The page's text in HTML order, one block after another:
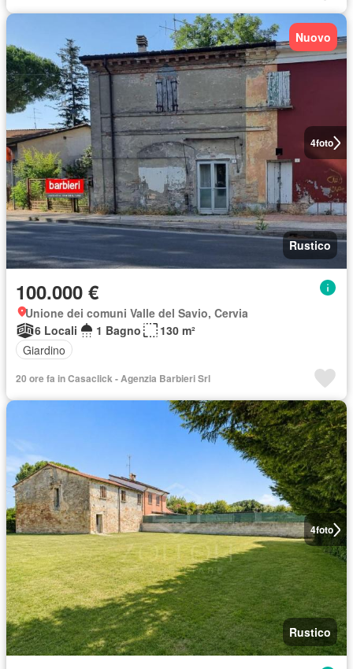
4foto
Nuovo
Rustico
100.000 €
Unione dei comuni Valle del Savio, Cervia
6 Locali
1 Bagno
130 m²
Giardino
20 ore fa in Casaclick - Agenzia Barbieri Srl
4foto
Rustico